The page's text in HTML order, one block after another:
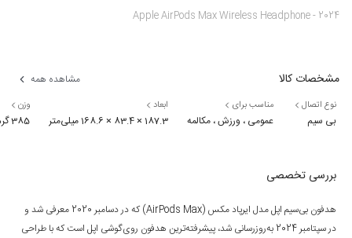
Apple AirPods Max Wireless Headphone - 2024
مشخصات کالا مشاهده همه
نوع اتصال
بی سیم
مناسب برای
عمومی ، ورزش ، مکالمه
ابعاد
187.3 × 83.4 × 168.6 میلی‌متر
وزن
385 گرم (هدفون) / 134.5 گرم (اسمارت کیس)
بررسی تخصصی
هدفون بی‌سیم اپل مدل ایرپاد مکس (AirPods Max) که در دسامبر 2020 معرفی شد و
در سپتامبر 2024 به‌روزرسانی شد، پیشرفته‌ترین هدفون روی‌گوشی اپل است که با طراحی